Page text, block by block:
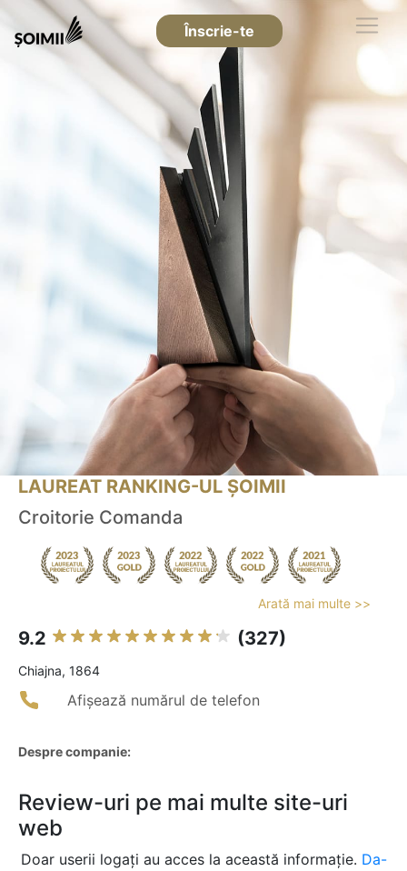
Înscrie-te
LAUREAT RANKING-UL ȘOIMII
Croitorie Comanda
Arată mai multe >>
9.2 (327)
Chiajna, 1864
Afișează numărul de telefon
Despre companie:
Review-uri pe mai multe site-uri
web
Doar userii logați au acces la această informație. Da-